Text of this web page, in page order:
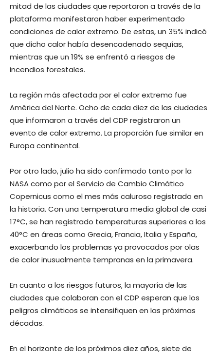
mitad de las ciudades que reportaron a través de la
plataforma manifestaron haber experimentado
condiciones de calor extremo. De estas, un 35% indicó
que dicho calor había desencadenado sequías,
mientras que un 19% se enfrentó a riesgos de
incendios forestales.
La región más afectada por el calor extremo fue
América del Norte. Ocho de cada diez de las ciudades
que informaron a través del CDP registraron un
evento de calor extremo. La proporción fue similar en
Europa continental.
Por otro lado, julio ha sido confirmado tanto por la
NASA como por el Servicio de Cambio Climático
Copernicus como el mes más caluroso registrado en
la historia. Con una temperatura media global de casi
17°C, se han registrado temperaturas superiores a los
40°C en áreas como Grecia, Francia, Italia y España,
exacerbando los problemas ya provocados por olas
de calor inusualmente tempranas en la primavera.
En cuanto a los riesgos futuros, la mayoría de las
ciudades que colaboran con el CDP esperan que los
peligros climáticos se intensifiquen en las próximas
décadas.
En el horizonte de los próximos diez años, siete de